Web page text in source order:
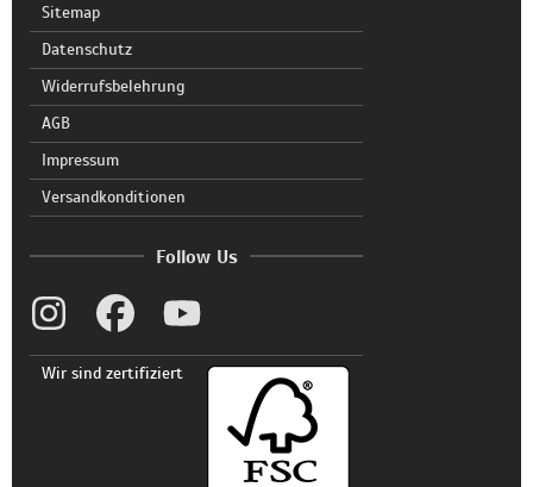
Sitemap
Datenschutz
Widerrufsbelehrung
AGB
Impressum
Versandkonditionen
Follow Us
Wir sind zertifiziert